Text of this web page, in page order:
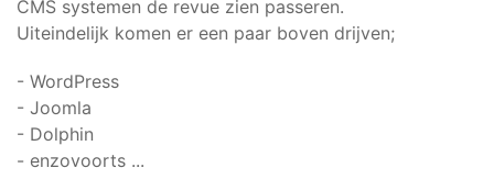
CMS systemen de revue zien passeren.
Uiteindelijk komen er een paar boven drijven;
- WordPress
- Joomla
- Dolphin
- enzovoorts ...